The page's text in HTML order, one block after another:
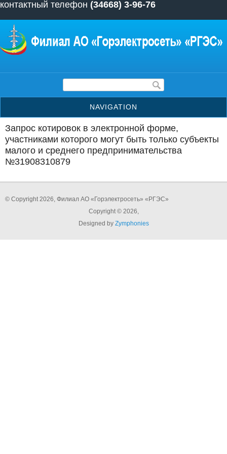
Перейти к основному содержанию
контактный телефон (34668) 3-96-76
Форма поиска
NAVIGATION
Запрос котировок в электронной форме,
участниками которого могут быть только субъекты
малого и среднего предпринимательства
№31908310879
© Copyright 2026, Филиал АО «Горэлектросеть» «РГЭС»
Copyright © 2026,
Designed by Zymphonies